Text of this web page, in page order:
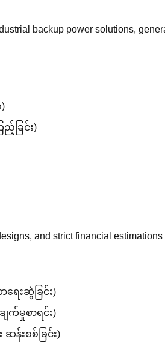
backup power solutions,
ည့်ခြင်း)
and strict financial
ရေးဆွဲခြင်း)
ျက်မှုစာရင်း)
ဆန်းစစ်ခြင်း)